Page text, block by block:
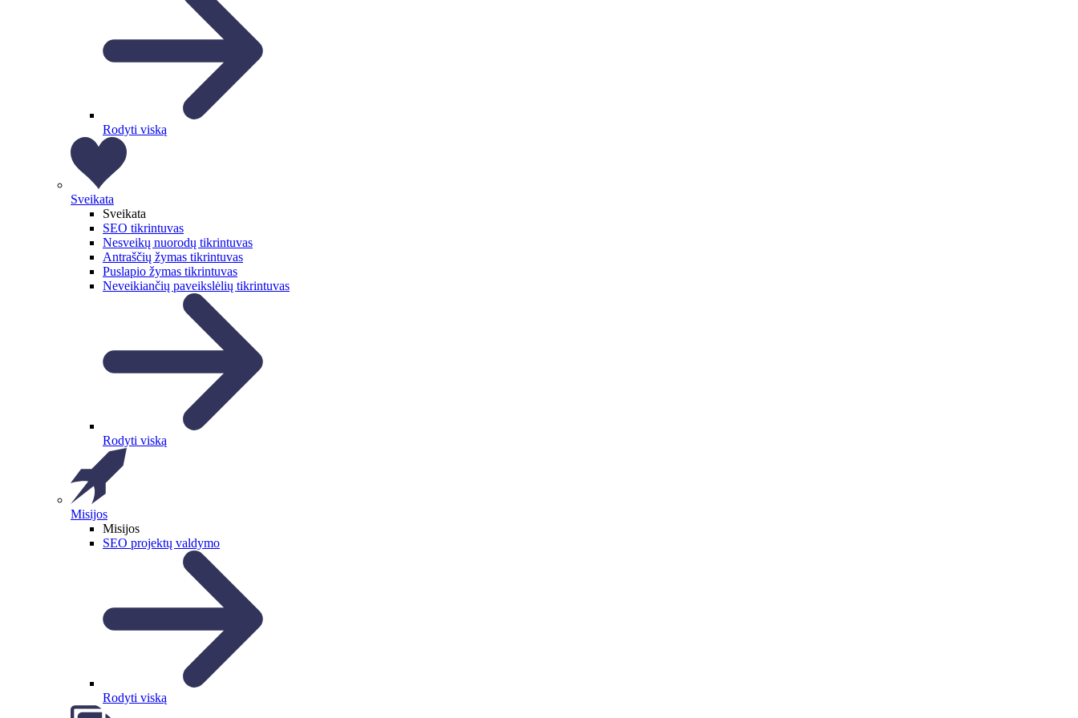
Rodyti viską
Sveikata
Sveikata
SEO tikrintuvas
Nesveikų nuorodų tikrintuvas
Antraščių žymas tikrintuvas
Puslapio žymas tikrintuvas
Neveikiančių paveikslėlių tikrintuvas
Rodyti viską
Misijos
Misijos
SEO projektų valdymo
Rodyti viską